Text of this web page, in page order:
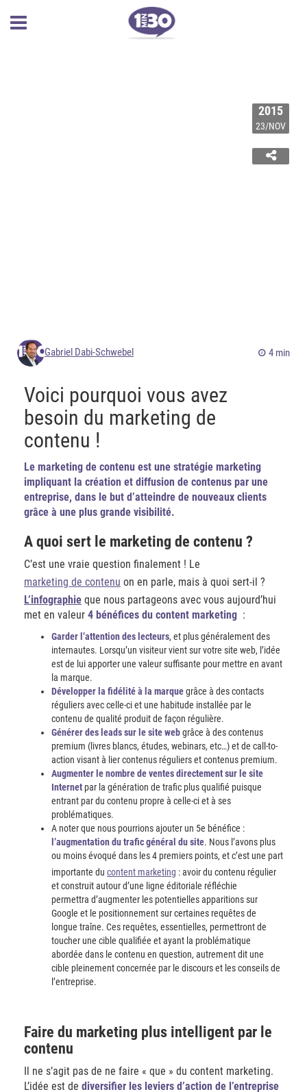
2015
23/NOV
Gabriel Dabi-Schwebel 4 min
Voici pourquoi vous avez
besoin du marketing de
contenu !
Le marketing de contenu est une stratégie marketing
impliquant la création et diffusion de contenus par une
entreprise, dans le but d’atteindre de nouveaux clients
grâce à une plus grande visibilité.
A quoi sert le marketing de contenu ?
C’est une vraie question finalement ! Le
marketing de contenu on en parle, mais à quoi sert-il ?
L’infographie que nous partageons avec vous aujourd’hui
met en valeur 4 bénéfices du content marketing :
Garder l’attention des lecteurs, et plus généralement des
internautes. Lorsqu’un visiteur vient sur votre site web, l’idée
est de lui apporter une valeur suffisante pour mettre en avant
la marque.
Développer la fidélité à la marquegrâce à des contacts
réguliers avec celle-ci et une habitude installée par le
contenu de qualité produit de façon régulière.
Générer des leads sur le site webgrâce à des contenus
premium (livres blancs, études, webinars, etc…) et de call-to-
action visant à lier contenus réguliers et contenus premium.
Augmenter le nombre de ventes directement sur le site
Internet par la génération de trafic plus qualifié puisque
entrant par du contenu propre à celle-ci et à ses
problématiques.
A noter que nous pourrions ajouter un 5e bénéfice :
l’augmentation du trafic général du site. Nous l’avons plus
ou moins évoqué dans les 4 premiers points, et c’est une part
importante du content marketing : avoir du contenu régulier
et construit autour d’une ligne éditoriale réfléchie
permettra d’augmenter les potentielles apparitions sur
Google et le positionnement sur certaines requêtes de
longue traîne. Ces requêtes, essentielles, permettront de
toucher une cible qualifiée et ayant la problématique
abordée dans le contenu en question, autrement dit une
cible pleinement concernée par le discours et les conseils de
l’entreprise.
Faire du marketing plus intelligent par le
contenu
Il ne s’agit pas de ne faire « que » du content marketing.
L’idée est de diversifier les leviers d’action de l’entreprise